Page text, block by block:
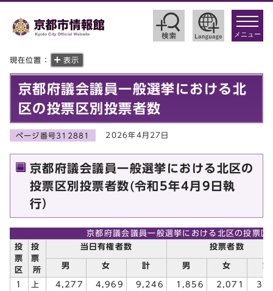
toggle
メニュー
現在位置： 表示
京都府議会議員一般選挙における北
区の投票区別投票者数
ページ番号312881 2026年4月27日
京都府議会議員一般選挙における北区の
投票区別投票者数(令和5年4月9日執
行）
京都府議会議員一般選挙における北区の投票区
投
票
区
投
票
所
当日有権者数 投票者数
男 女 計 男 女 計
1
上
4,277 4,969 9,246 1,856 2,071